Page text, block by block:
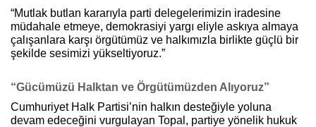
“Mutlak butlan kararıyla parti delegelerimizin iradesine
müdahale etmeye, demokrasiyi yargı eliyle askıya almaya
çalışanlara karşı örgütümüz ve halkımızla birlikte güçlü bir
şekilde sesimizi yükseltiyoruz.”
“Gücümüzü Halktan ve Örgütümüzden Alıyoruz”
Cumhuriyet Halk Partisi’nin halkın desteğiyle yoluna
devam edeceğini vurgulayan Topal, partiye yönelik hukuk